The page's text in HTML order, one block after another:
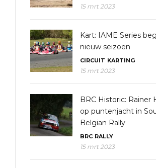
15 mrt 2023
Kart: IAME Series
nieuw seizoen
CIRCUIT KARTING
15 mrt 2023
BRC Historic: Rainer
op puntenjacht in
Belgian Rally
BRC RALLY
15 mrt 2023